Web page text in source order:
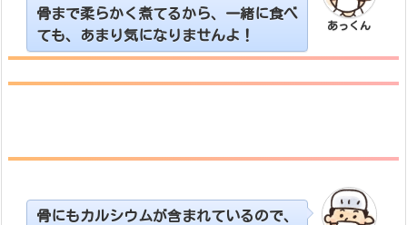
あっくん
骨まで柔らかく煮てるから、一緒に食べ
ても、あまり気になりませんよ！
骨にもカルシウムが含まれているので、